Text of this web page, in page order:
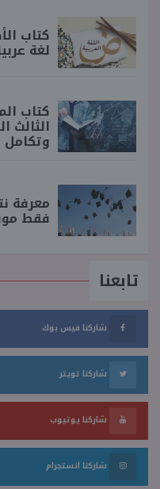
كتاب
لغة
كتاب
فقط
تابعنا
شاركنا فيس بوك
شاركنا تويتر
شاركنا يوتيوب
شاركنا انستجرام